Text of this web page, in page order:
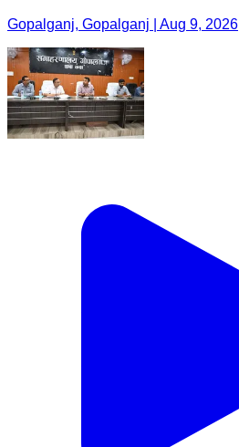
Gopalganj, Gopalganj | Aug 9, 2026